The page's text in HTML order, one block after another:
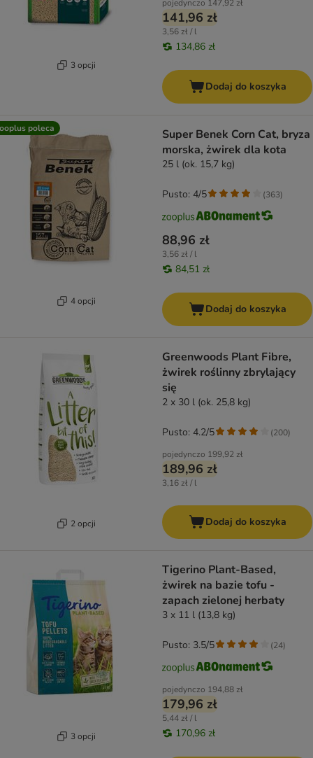
3 opcji
pojedynczo 147,92 zł
141,96 zł
3,56 zł / l
134,86 zł
Dodaj do koszyka
poleca
4 opcji
Super Benek Corn Cat, bryza
morska, żwirek dla kota
25 l (ok. 15,7 kg)
88,96 zł
3,56 zł / l
84,51 zł
Pusto: 4/5 (363)
Dodaj do koszyka
2 opcji
Greenwoods Plant Fibre,
żwirek roślinny zbrylający
się
2 x 30 l (ok. 25,8 kg)
pojedynczo 199,92 zł
189,96 zł
3,16 zł / l
Pusto: 4.2/5 (200)
Dodaj do koszyka
3 opcji
Tigerino Plant-Based,
żwirek na bazie tofu -
zapach zielonej herbaty
3 x 11 l (13,8 kg)
pojedynczo 194,88 zł
179,96 zł
5,44 zł / l
170,96 zł
Pusto: 3.5/5 (24)